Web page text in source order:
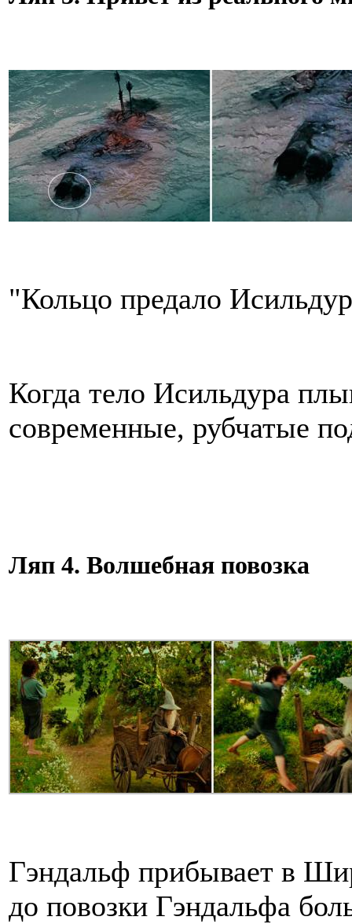
"Кольцо предало
Когда тело Исильдура
современные, рубчатые
Ляп 4. Волшебная повозка
Гэндальф прибывает в
до повозки Гэндальфа